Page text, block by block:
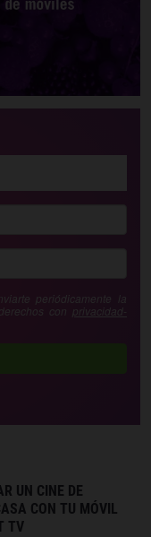
periódicamente la
con privacidad-
UN CINE DE
CON TU MÓVIL
TV